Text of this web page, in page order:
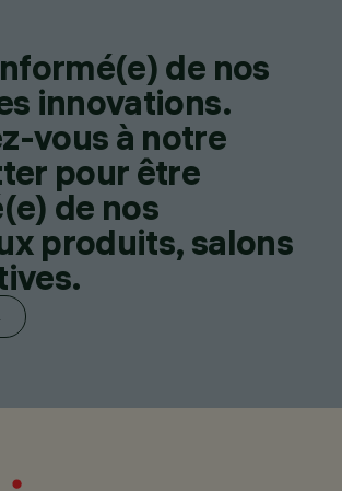
de nos
innovations.
vous à notre
pour être
de nos
produits, salons